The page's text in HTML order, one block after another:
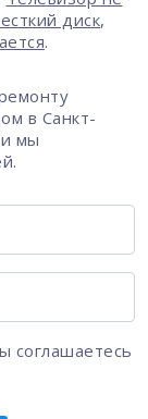
диск,
.
в Санкт-
мы
соглашаетесь